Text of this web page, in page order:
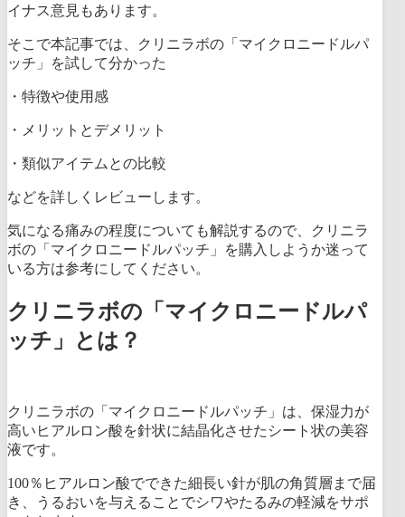
イナス意見もあります。
そこで本記事では、クリニラボの「マイクロニードルパ
ッチ」を試して分かった
・ 特徴や使用感
・ メリットとデメリット
・ 類似アイテム との比較
などを詳しくレビューします。
気になる痛みの程度についても解説するので、クリニラ
ボの「マイクロニードルパッチ」を購入しようか迷って
いる方は参考にしてください。
クリニラボの「マイクロニードルパ
ッチ」とは？
クリニラボの「マイクロニードルパッチ」は、保湿力が
高いヒアルロン酸を針状に結晶化させたシート状の美容
液です。
100％ヒアルロン酸でできた細長い針が肌の角質層まで届
き、うるおいを与えることでシワやたるみの軽減をサポ